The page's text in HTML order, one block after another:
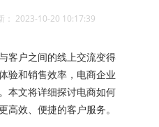
2023-10-20 10:17:39
户之间的线上交流变得
验和销售效率，电商企业
。本文将详细探讨电商如何
高效、便捷的客户服务。